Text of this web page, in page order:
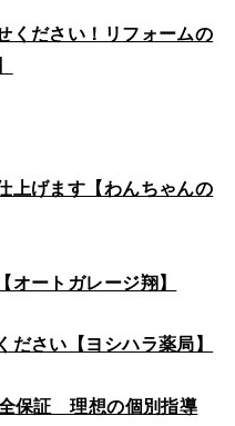
ください！リフォームの
上げます【わんちゃんの
ートガレージ翔】
さい【ヨシハラ薬局】
保証 理想の個別指導